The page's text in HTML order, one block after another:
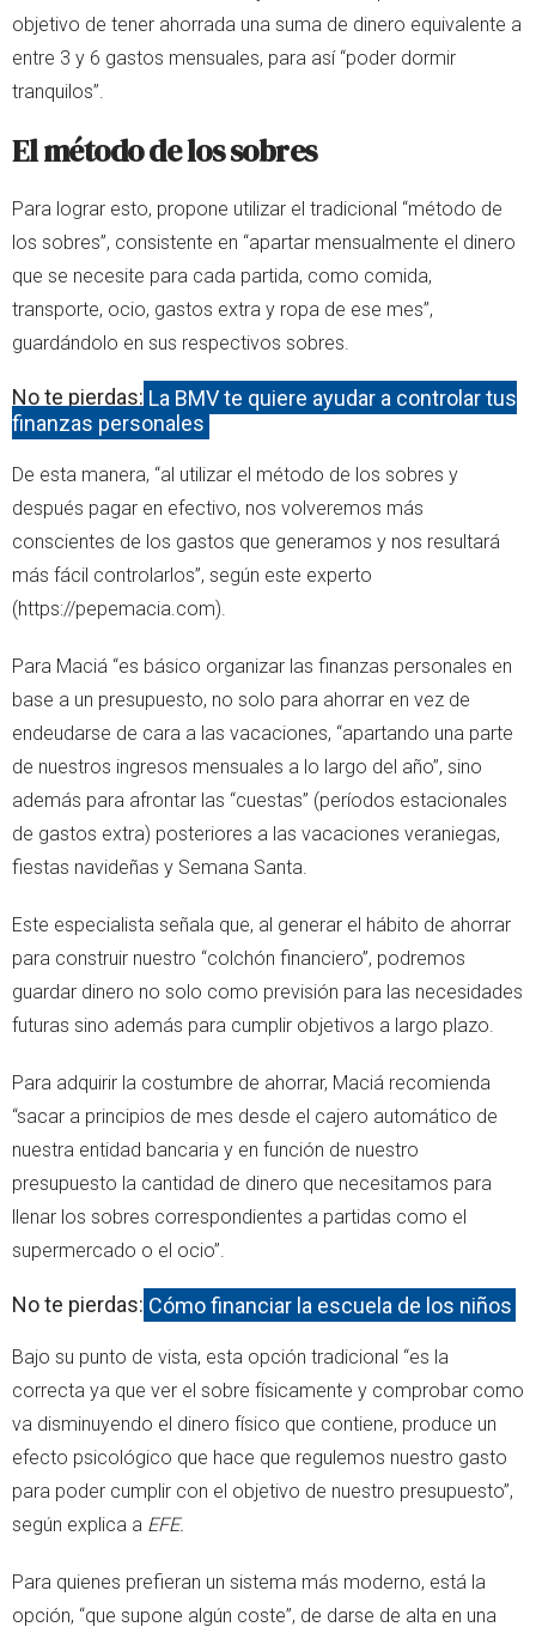
objetivo de tener ahorrada una suma de dinero equivalente a
entre 3 y 6 gastos mensuales, para así “poder dormir
tranquilos”.
El método de los sobres
Para lograr esto, propone utilizar el tradicional “método de
los sobres”, consistente en “apartar mensualmente el dinero
que se necesite para cada partida, como comida,
transporte, ocio, gastos extra y ropa de ese mes”,
guardándolo en sus respectivos sobres.
No te pierdas: La BMV te quiere ayudar a controlar tus
finanzas personales
De esta manera, “al utilizar el método de los sobres y
después pagar en efectivo, nos volveremos más
conscientes de los gastos que generamos y nos resultará
más fácil controlarlos”, según este experto
(https://pepemacia.com).
Para Maciá “es básico organizar las finanzas personales en
base a un presupuesto, no solo para ahorrar en vez de
endeudarse de cara a las vacaciones, “apartando una parte
de nuestros ingresos mensuales a lo largo del año”, sino
además para afrontar las “cuestas” (períodos estacionales
de gastos extra) posteriores a las vacaciones veraniegas,
fiestas navideñas y Semana Santa.
Este especialista señala que, al generar el hábito de ahorrar
para construir nuestro “colchón financiero”, podremos
guardar dinero no solo como previsión para las necesidades
futuras sino además para cumplir objetivos a largo plazo.
Para adquirir la costumbre de ahorrar, Maciá recomienda
“sacar a principios de mes desde el cajero automático de
nuestra entidad bancaria y en función de nuestro
presupuesto la cantidad de dinero que necesitamos para
llenar los sobres correspondientes a partidas como el
supermercado o el ocio”.
No te pierdas: Cómo financiar la escuela de los niños
Bajo su punto de vista, esta opción tradicional “es la
correcta ya que ver el sobre físicamente y comprobar como
va disminuyendo el dinero físico que contiene, produce un
efecto psicológico que hace que regulemos nuestro gasto
para poder cumplir con el objetivo de nuestro presupuesto”,
según explica a EFE.
Para quienes prefieran un sistema más moderno, está la
opción, “que supone algún coste”, de darse de alta en una